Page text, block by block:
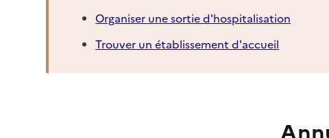
Organiser une sortie d'hospitalisation
Trouver un établissement d'accueil